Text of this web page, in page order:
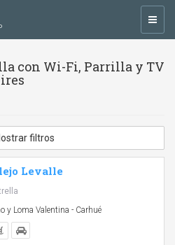
con Wi-Fi, Parrilla y TV
filtros
Levalle
y Loma Valentina - Carhué